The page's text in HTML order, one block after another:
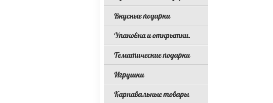
Вкусные подарки
Упаковка и открытки.
Тематические подарки
Игрушки
Карнавальные товары